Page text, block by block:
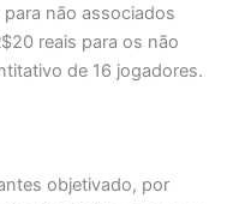
não associados
reais para os não
de 16 jogadores.
objetivado, por